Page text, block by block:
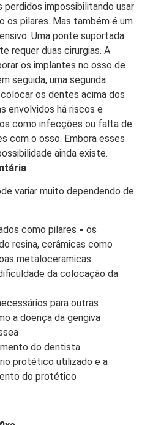
perdidos impossibilitando usar
os pilares. Mas também é um
Uma ponte suportada
requer duas cirurgias. A
os implantes no osso de
seguida, uma segunda
os dentes acima dos
envolvidos há riscos e
como infecções ou falta de
com o osso. Embora esses
ainda existe.
variar muito dependendo de
como pilares ⁃ os
resina, cerâmicas como
metaloceramicas
da colocação da
para outras
a doença da gengiva
do dentista
protético utilizado e a
do protético